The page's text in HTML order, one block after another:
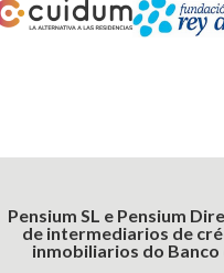
Pensium SL e Pensium
de intermediarios de
inmobiliarios do Banco